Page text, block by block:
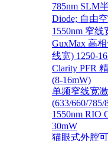
785nm SLM
Diode; 自由
1550nm 窄
GuxMax 高
线宽) 1250-
Clarity PFR
(8-16mW)
单频窄线宽
(633/660/785/
1550nm RIO
30mW
猫眼式外腔